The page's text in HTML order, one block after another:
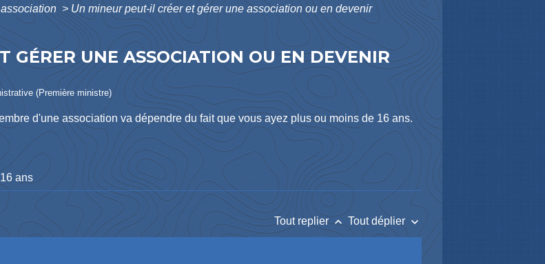
> Un mineur peut-il créer et gérer une association ou en devenir
GÉRER UNE ASSOCIATION OU EN DEVENIR
(Première ministre)
d'une association va dépendre du fait que vous ayez plus ou moins de 16 ans.
ans
Tout replierkeyboard_arrow_up Tout déplier keyboard_arrow_down